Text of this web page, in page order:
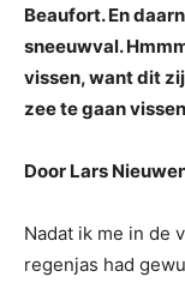
Beaufort. En
sneeuwval.
vissen, want dit
zee te gaan
Door Lars
Nadat ik me in de
regenjas had